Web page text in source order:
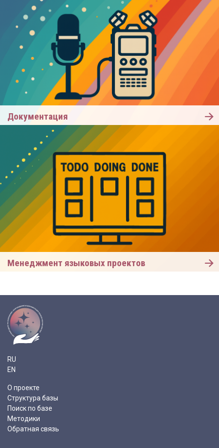
Документация
Менеджмент языковых проектов
RU
EN
О проекте
Структура базы
Поиск по базе
Методики
Обратная связь